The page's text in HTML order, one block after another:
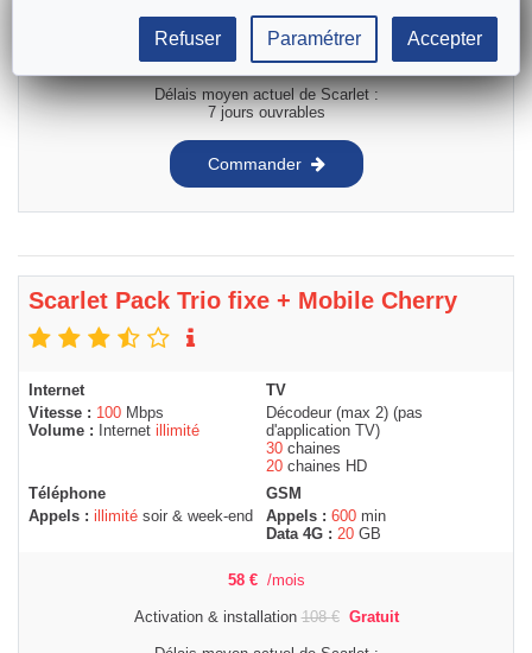
55 € /mois
Activation & installation108€ Gratuit
Délais moyen actuel de Scarlet :
7 jours ouvrables
Commander
Scarlet Pack Trio fixe + Mobile Cherry
Internet
Vitesse : 100 Mbps
Volume :
Internet illimité
TV
Décodeur (max 2) (pas
d'application TV)
30 chaines
20 chaines HD
Téléphone
Appels : illimité soir & week-end
GSM
Appels : 600 min
Data 4G : 20 GB
58 € /mois
Activation & installation108€ Gratuit
Refuser Paramétrer Accepter